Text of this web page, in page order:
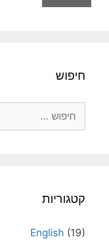
חיפוש
קטגוריות
English (19)